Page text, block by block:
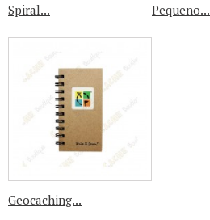
Spiral... Pequeno...
Geocaching...